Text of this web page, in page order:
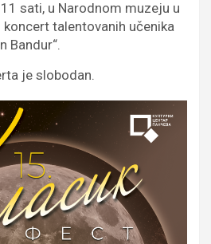
sati, u Narodnom muzeju u
koncert talentovanih učenika
Bandur“.
je slobodan.